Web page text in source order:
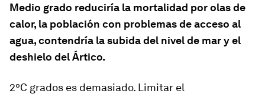
Medio grado reduciría la mortalidad por olas de
calor, la población con problemas de acceso al
agua, contendría la subida del nivel de mar y el
deshielo del Ártico.
2ºC grados es demasiado. Limitar el